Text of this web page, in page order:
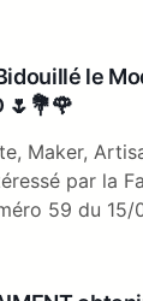
le
🌷💐🌹
Maker,
par la
59 du